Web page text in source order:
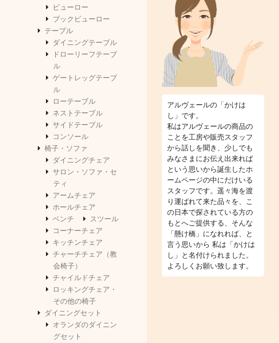
アルヴェールの「かけは
し」です。
私はアルヴェールの商品の
ことを工房や販売スタッフ
から話しを聞き、少しでも
みなさまにお伝え出来れば
という思いから誕生したホ
ームページの中にだけいる
スタッフです。遥々海を渡
り運ばれて来た品々を、こ
の日本で探されている方の
もとへご提供する、そんな
「懸け橋」になれれば、と
言う思いから 私は「かけは
し」と名付けられました。
よろしくお願い致します。
ビューロー
ブックビューロー
テーブル
ダイニングテーブル
ドローリーフテーブ
ル
ゲートレッグテーブ
ル
ローテーブル
ネストテーブル
サイドテーブル
コンソール
椅子・ソファ
ダイニングチェア
サロン・ソファ・セ
ティ
アームチェア
ホールチェア
ベンチ
スツール
コーナーチェア
キッチンチェア
チャーチチェア（教
会椅子）
チャイルドチェア
ロッキングチェア・
その他の椅子
ダイニングセット
オランダのダイニン
グセット